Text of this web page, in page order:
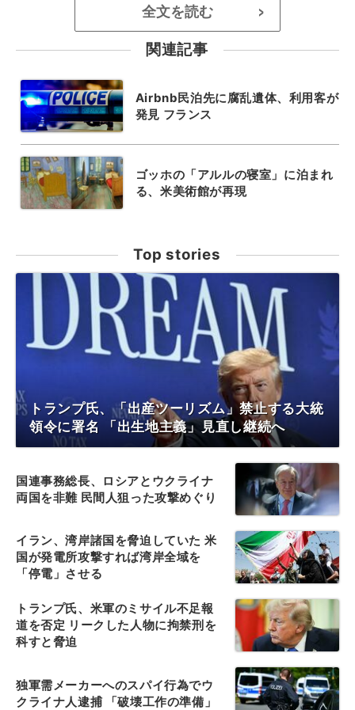
全文を読む >
関連記事
Airbnb民泊先に腐乱遺体、利用客が
発見 フランス
ゴッホの「アルルの寝室」に泊まれ
る、米美術館が再現
Top stories
トランプ氏、「出産ツーリズム」禁止する大統
領令に署名 「出生地主義」見直し継続へ
国連事務総長、ロシアとウクライナ
両国を非難 民間人狙った攻撃めぐり
イラン、湾岸諸国を脅迫していた 米
国が発電所攻撃すれば湾岸全域を
「停電」させる
トランプ氏、米軍のミサイル不足報
道を否定 リークした人物に拘禁刑を
科すと脅迫
独軍需メーカーへのスパイ行為でウ
クライナ人逮捕 「破壊工作の準備」